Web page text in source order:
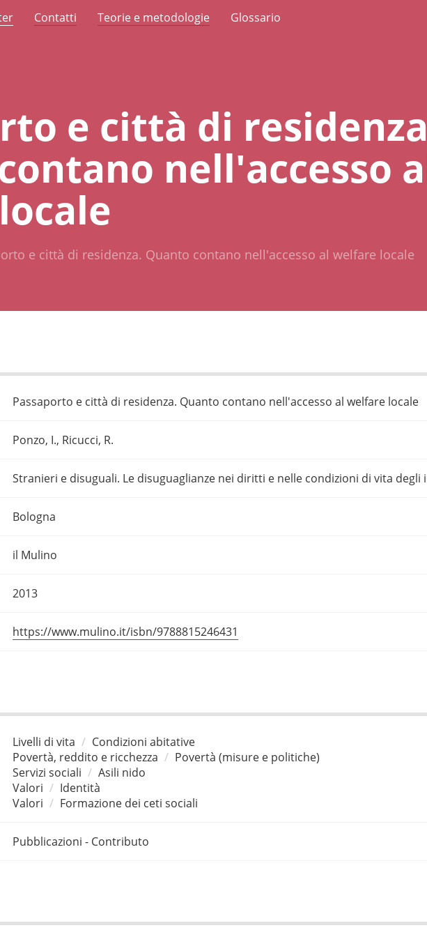
Contatti Teorie e metodologie Glossario
e città di
nell'accesso
e città di residenza. Quanto contano nell'accesso al welfare locale
Passaporto e città di residenza. Quanto contano nell'accesso al welfare locale
Ponzo, I., Ricucci, R.
Stranieri e disuguali. Le disuguaglianze nei diritti e nelle condizioni di vita degli
Bologna
il Mulino
2013
https://www.mulino.it/isbn/9788815246431
Livelli di vita
Condizioni abitative
Povertà, reddito e ricchezza
Povertà (misure e politiche)
Servizi sociali
Asili nido
Valori
Identità
Valori
Formazione dei ceti sociali
Pubblicazioni - Contributo